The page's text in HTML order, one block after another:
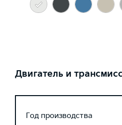
Двигатель и
Год производства